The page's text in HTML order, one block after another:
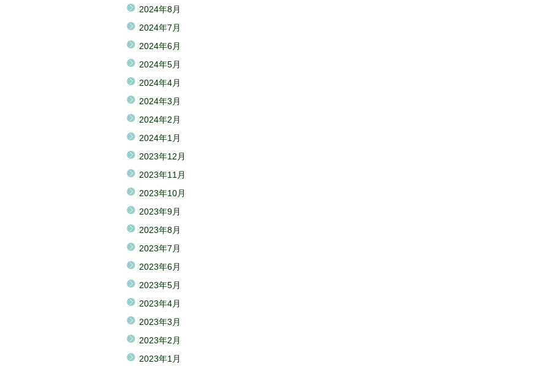
2024年8月
2024年7月
2024年6月
2024年5月
2024年4月
2024年3月
2024年2月
2024年1月
2023年12月
2023年11月
2023年10月
2023年9月
2023年8月
2023年7月
2023年6月
2023年5月
2023年4月
2023年3月
2023年2月
2023年1月